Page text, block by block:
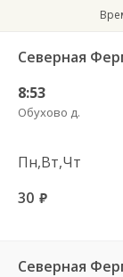
Северная
8:53
Обухово д.
Пн,Вт,Чт
30 руб.
Северная